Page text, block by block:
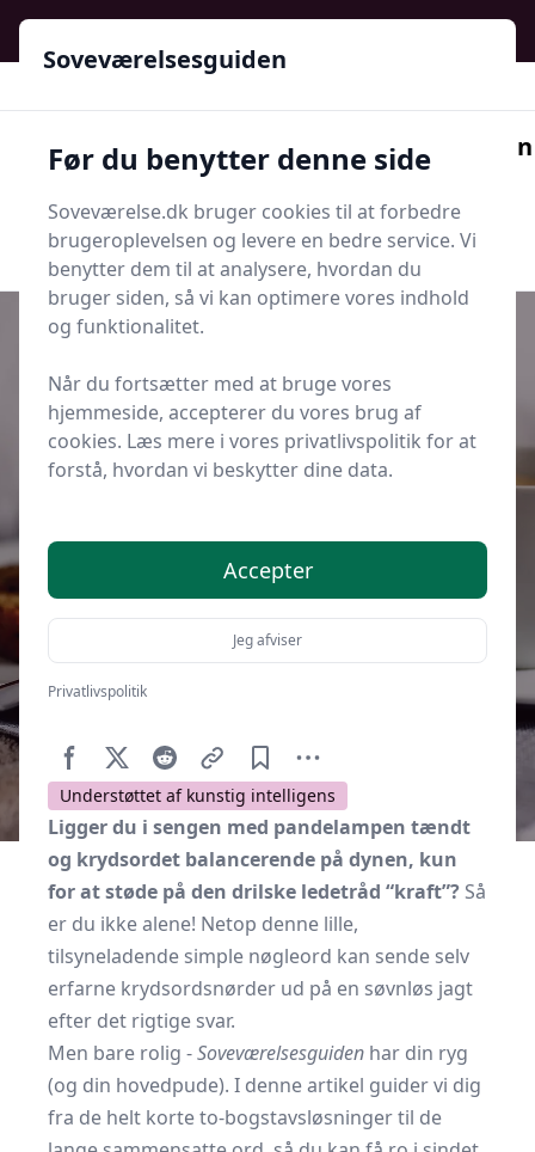
Soveværelsesguiden
Søg nu
Søg nu
Udgivet i Artikler
Krydsord Kraft Svar
Understøttet af kunstig intelligens
Ligger du i sengen med pandelampen tændt
og krydsordet balancerende på dynen, kun
for at støde på den drilske ledetråd “kraft”? Så
er du ikke alene! Netop denne lille,
tilsyneladende simple nøgleord kan sende selv
erfarne krydsordsnørder ud på en søvnløs jagt
efter det rigtige svar.
Men bare rolig -Soveværelsesguiden har din ryg
(og din hovedpude). I denne artikel guider vi dig
fra de helt korte to-bogstavsløsninger til de
Soveværelsesguiden
Før du benytter denne side
Soveværelse.dk bruger cookies til at forbedre
brugeroplevelsen og levere en bedre service. Vi
benytter dem til at analysere, hvordan du
bruger siden, så vi kan optimere vores indhold
og funktionalitet.
Når du fortsætter med at bruge vores
hjemmeside, accepterer du vores brug af
cookies. Læs mere i vores privatlivspolitik for at
forstå, hvordan vi beskytter dine data.
Accepter
Jeg afviser
Privatlivspolitik